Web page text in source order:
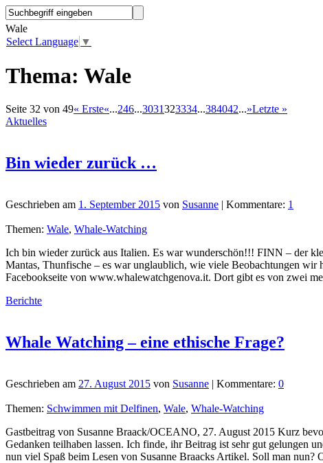
Wale
Select Language ▼
Thema: Wale
Seite 32 von 49« Erste«...246...3031323334...384042...»Letzte »
Aktuelles
Bin wieder zurück …
Geschrieben am 1. September 2015 von Susanne | Kommentare: 1
Themen: Wale, Whale-Watching
Ich bin wieder zurück aus Italien. Es war wunderschön!!! FINN – der
Mantas, Thunfische – es war unglaublich, wie viele Beobachtungen
Facebookseite von www.whalewatchgenova.it. Dort gibt es von zwei
Berichte
Whale Watching – eine ethische Frage?
Geschrieben am 27. August 2015 von Susanne | Kommentare: 0
Themen: Schwimmen mit Delfinen, Wale, Whale-Watching
Gastbeitrag von Susanne Braack/OCEANO, 27. August 2015 Kurz
Gedanken teilhaben lassen. Ich finde, ihr Beitrag ist sehr gut gelungen
nun viel Spaß beim Lesen von Susanne Braacks Artikel. Soll man